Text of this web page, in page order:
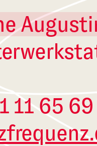
11 65 69